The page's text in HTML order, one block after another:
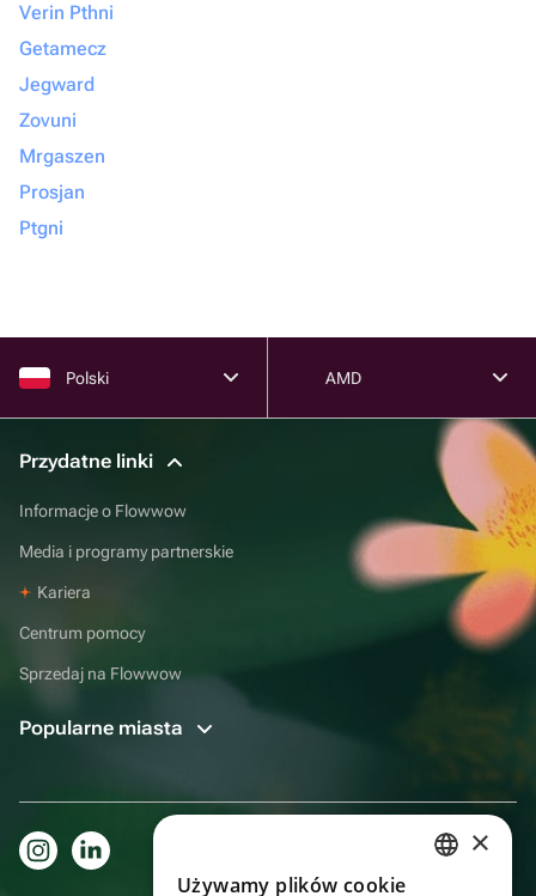
Verin Pthni
Getamecz
Jegward
Zovuni
Mrgaszen
Prosjan
Ptgni
Polski AMD
Przydatne linki
Informacje o Flowwow
Media i programy partnerskie
Kariera
Centrum pomocy
Sprzedaj na Flowwow
Popularne miasta
×
Używamy plików cookie